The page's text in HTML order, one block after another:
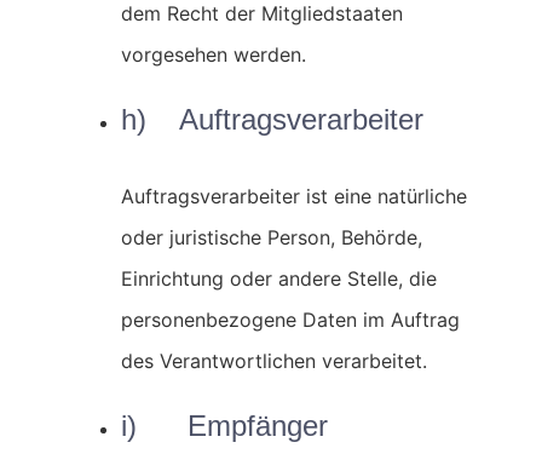
dem Recht der Mitgliedstaaten
vorgesehen werden.
h) Auftragsverarbeiter
Auftragsverarbeiter ist eine natürliche
oder juristische Person, Behörde,
Einrichtung oder andere Stelle, die
personenbezogene Daten im Auftrag
des Verantwortlichen verarbeitet.
i) Empfänger